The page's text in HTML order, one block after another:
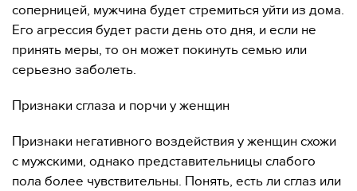
соперницей, мужчина будет стремиться уйти из дома.
Его агрессия будет расти день ото дня, и если не
принять меры, то он может покинуть семью или
серьезно заболеть.
Признаки сглаза и порчи у женщин
Признаки негативного воздействия у женщин схожи
с мужскими, однако представительницы слабого
пола более чувствительны. Понять, есть ли сглаз или